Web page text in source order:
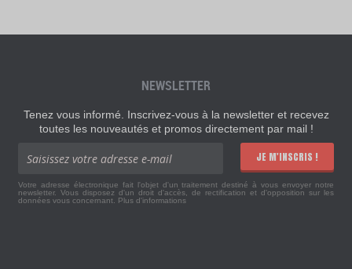
NEWSLETTER
Tenez vous informé. Inscrivez-vous à la newsletter et recevez
toutes les nouveautés et promos directement par mail !
JE M'INSCRIS !
Votre adresse électronique fait l'objet d'un traitement destiné à vous envoyer notre
newsletter. Vous disposez d'un droit d'accès, de rectification et d'opposition sur les
données vous concernant. Plus d'informations